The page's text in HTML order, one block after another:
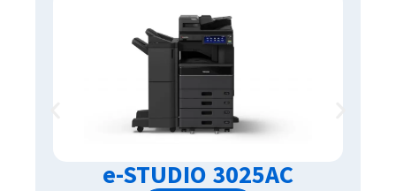
e-STUDIO 3025AC